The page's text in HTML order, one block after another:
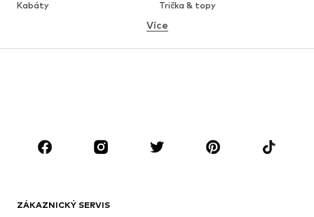
Kabáty
Trička & topy
Spodní prádlo
Doplňky
Premium
Nové
Více
ZÁKAZNICKÝ SERVIS